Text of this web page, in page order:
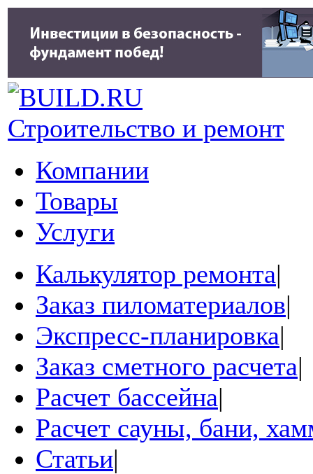
Строительство и ремонт
Компании
Товары
Услуги
Калькулятор ремонта|
Заказ пиломатериалов|
Экспресс-планировка|
Заказ сметного расчета|
Расчет бассейна|
Расчет сауны, бани,
Статьи|